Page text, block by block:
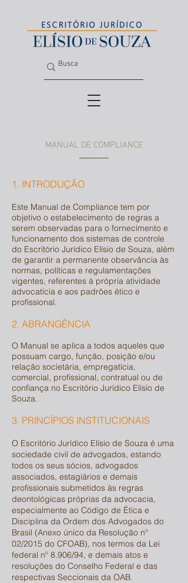
MANUAL DE COMPLIANCE
1. INTRODUÇÃO
Este Manual de Compliance tem por
objetivo o estabelecimento de regras a
serem observadas para o fornecimento e
funcionamento dos sistemas de controle
do Escritório Jurídico Elísio de Souza, além
de garantir a permanente observância às
normas, políticas e regulamentações
vigentes, referentes à própria atividade
advocatícia e aos padrões ético e
profissional.
2. ABRANGÊNCIA
O Manual se aplica a todos aqueles que
possuam cargo, função, posição e/ou
relação societária, empregatícia,
comercial, profissional, contratual ou de
confiança no Escritório Jurídico Elísio de
Souza.
3. PRINCÍPIOS INSTITUCIONAIS
O Escritório Jurídico Elísio de Souza é uma
sociedade civil de advogados, estando
todos os seus sócios, advogados
associados, estagiários e demais
profissionais submetidos às regras
deontológicas próprias da advocacia,
especialmente ao Código de Ética e
Disciplina da Ordem dos Advogados do
Brasil (Anexo único da Resolução nº
02/2015 do CFOAB), nos termos da Lei
federal nº 8.906/94, e demais atos e
resoluções do Conselho Federal e das
respectivas Seccionais da OAB.